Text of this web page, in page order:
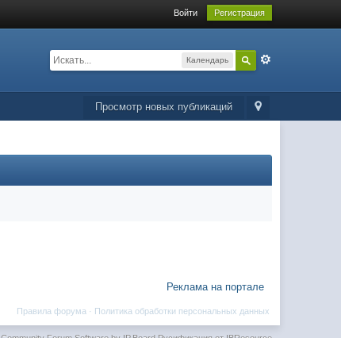
Войти Регистрация
Календарь
Просмотр новых публикаций
Реклама на портале
Политика обработки персональных данных
Правила форума ·